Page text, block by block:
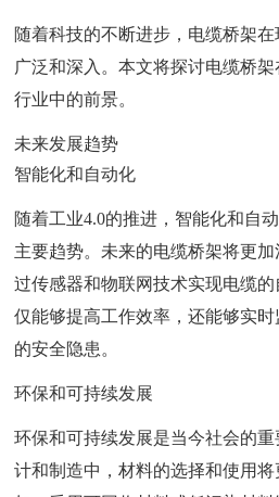
随着科技的不断进步，电缆桥架
广泛和深入。本文将探讨电缆桥
行业中的前景。
未来发展趋势
智能化和自动化
随着工业4.0的推进，智能化和自
主要趋势。未来的电缆桥架将更
过传感器和物联网技术实现电缆
仅能够提高工作效率，还能够实
的安全隐患。
环保和可持续发展
环保和可持续发展是当今社会的
计和制造中，材料的选择和使用